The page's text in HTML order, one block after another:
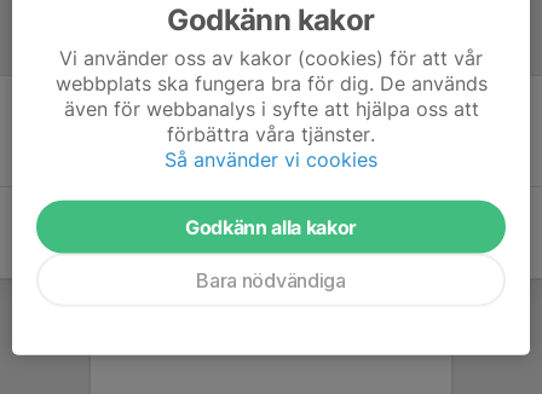
Referat
Inget referat skrivet
Godkänn kakor
Vi använder oss av kakor (cookies) för att vår
webbplats ska fungera bra för dig. De används
även för webbanalys i syfte att hjälpa oss att
förbättra våra tjänster.
Så använder vi cookies
Godkänn alla kakor
Bara nödvändiga